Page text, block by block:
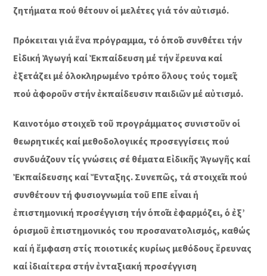
ζητήματα πού θέτουν οἱ μελέτες γιά τόν αὐτισμό.
Πρόκειται γιά ἕνα πρόγραμμα, τό ὁποῖο συνθέτει τήν
Εἰδική Ἀγωγή καί Ἐκπαίδευση μέ τήν ἔρευνα καί
ἐξετάζει μέ ὁλοκληρωμένο τρόπο ὅλους τούς τομεῖς
πού ἀφοροῦν στήν ἐκπαίδευσιν παιδιῶν μέ αὐτισμό.
Καινοτόμο στοιχεῖο τοῦ προγράμματος συνιστοῦν οἱ
θεωρητικές καί μεθοδολογικές προσεγγίσεις πού
συνδυάζουν τίς γνώσεις σέ θέματα Εἰδικῆς Ἀγωγῆς καί
Ἐκπαίδευσης καί Ἔνταξης. Συνεπῶς, τά στοιχεῖα πού
συνθέτουν τή φυσιογνωμία τοῦ ΕΠΕ εἶναι ἡ
ἐπιστημονική προσέγγιση τήν ὁποῖα ἐφαρμόζει, ὁ ἐξ’
ὁρισμοῦ ἐπιστημονικός του προσανατολισμός, καθώς
καί ἡ ἔμφαση στίς ποιοτικές κυρίως μεθόδους ἔρευνας
καί ἰδιαίτερα στήν ἐνταξιακή προσέγγιση